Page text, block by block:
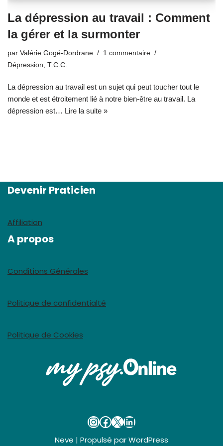
La dépression au travail : Comment
la gérer et la surmonter
par Valérie Gogé-Dordrane
1 commentaire
Dépression T.C.C.
La dépression au travail est un sujet qui peut toucher tout le
monde et est étroitement lié à notre bien-être au travail. La
dépression est… Lire la suite »
Devenir Praticien
Affiliation
A propos
Conditions Générales
Politique de confidentialté
Politique de Cookies
Neve | Propulsé parWordPress